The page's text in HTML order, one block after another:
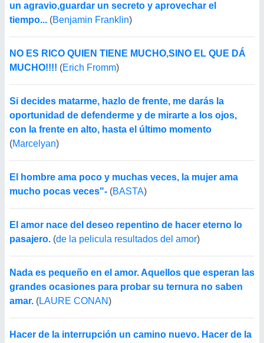
un agravio,guardar un secreto y aprovechar el
tiempo... (Benjamin Franklin)
NO ES RICO QUIEN TIENE MUCHO,SINO EL QUE DÁ
MUCHO!!!! (Erich Fromm)
Si decides matarme, hazlo de frente, me darás la
oportunidad de defenderme y de mirarte a los ojos,
con la frente en alto, hasta el último momento
(Marcelyan)
El hombre ama poco y muchas veces, la mujer ama
mucho pocas veces"- (BASTA)
El amor nace del deseo repentino de hacer eterno lo
pasajero. (de la pelicula resultados del amor)
Nada es pequeño en el amor. Aquellos que esperan las
grandes ocasiones para probar su ternura no saben
amar. (LAURE CONAN)
Hacer de la interrupción un camino nuevo. Hacer de la